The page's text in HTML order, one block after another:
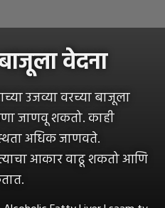
वेदना
उजव्या वरच्या बाजूला
जाणवू शकतो. काही
अधिक जाणवते.
आकार वाढू शकतो आणि